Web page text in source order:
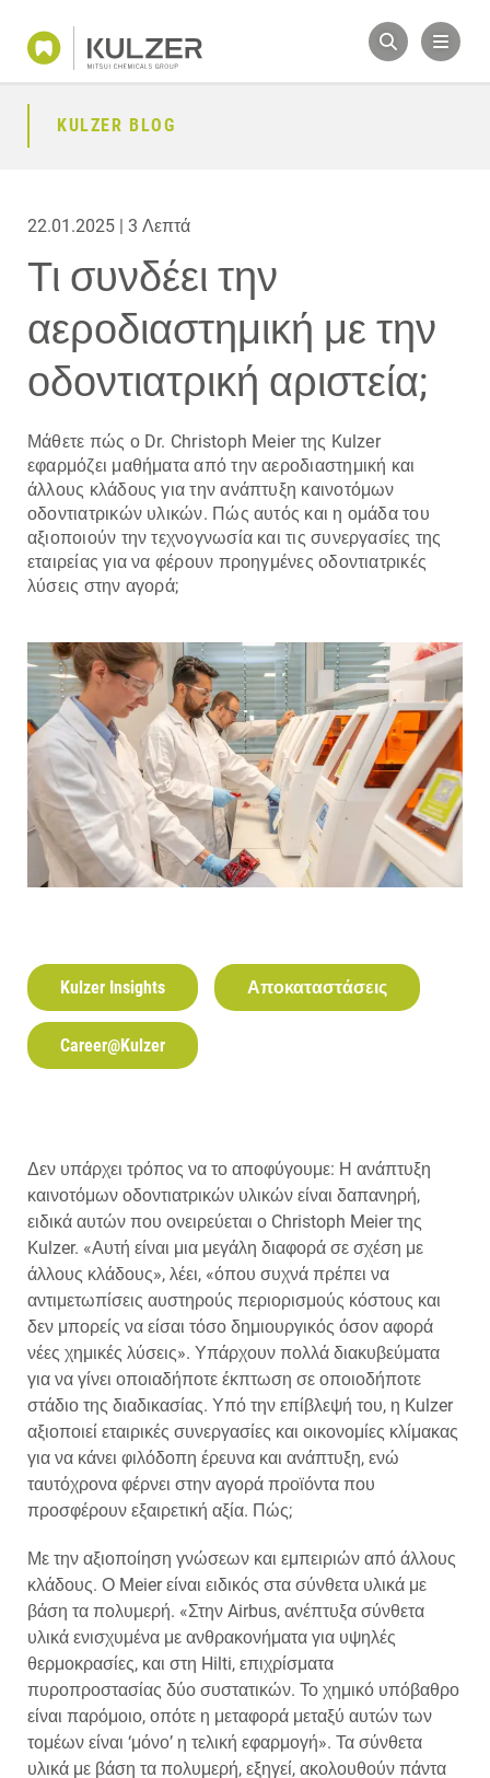
KULZER BLOG
22.01.2025 | 3 Λεπτά
Τι συνδέει την
αεροδιαστημική με την
οδοντιατρική αριστεία;
Μάθετε πώς ο Dr. Christoph Meier της Kulzer
εφαρμόζει μαθήματα από την αεροδιαστημική και
άλλους κλάδους για την ανάπτυξη καινοτόμων
οδοντιατρικών υλικών. Πώς αυτός και η ομάδα του
αξιοποιούν την τεχνογνωσία και τις συνεργασίες της
εταιρείας για να φέρουν προηγμένες οδοντιατρικές
λύσεις στην αγορά;
Kulzer Insights Αποκαταστάσεις
Career@Kulzer
Δεν υπάρχει τρόπος να το αποφύγουμε: Η ανάπτυξη
καινοτόμων οδοντιατρικών υλικών είναι δαπανηρή,
ειδικά αυτών που ονειρεύεται ο Christoph Meier της
Kulzer. «Αυτή είναι μια μεγάλη διαφορά σε σχέση με
άλλους κλάδους», λέει, «όπου συχνά πρέπει να
αντιμετωπίσεις αυστηρούς περιορισμούς κόστους και
δεν μπορείς να είσαι τόσο δημιουργικός όσον αφορά
νέες χημικές λύσεις». Υπάρχουν πολλά διακυβεύματα
για να γίνει οποιαδήποτε έκπτωση σε οποιοδήποτε
στάδιο της διαδικασίας. Υπό την επίβλεψή του, η Kulzer
αξιοποιεί εταιρικές συνεργασίες και οικονομίες κλίμακας
για να κάνει φιλόδοπη έρευνα και ανάπτυξη, ενώ
ταυτόχρονα φέρνει στην αγορά προϊόντα που
προσφέρουν εξαιρετική αξία. Πώς;
Με την αξιοποίηση γνώσεων και εμπειριών από άλλους
κλάδους. Ο Meier είναι ειδικός στα σύνθετα υλικά με
βάση τα πολυμερή. «Στην Airbus, ανέπτυξα σύνθετα
υλικά ενισχυμένα με ανθρακονήματα για υψηλές
θερμοκρασίες, και στη Hilti, επιχρίσματα
πυροπροστασίας δύο συστατικών. Το χημικό υπόβαθρο
είναι παρόμοιο, οπότε η μεταφορά μεταξύ αυτών των
τομέων είναι ‘μόνο’ η τελική εφαρμογή». Τα σύνθετα
υλικά με βάση τα πολυμερή, εξηγεί, ακολουθούν πάντα